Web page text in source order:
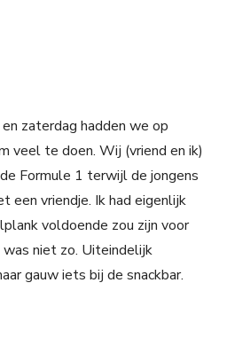
zaterdag hadden we op
veel te doen. Wij (vriend en ik)
Formule 1 terwijl de jongens
een vriendje. Ik had eigenlijk
voldoende zou zijn voor
niet zo. Uiteindelijk
gauw iets bij de snackbar.